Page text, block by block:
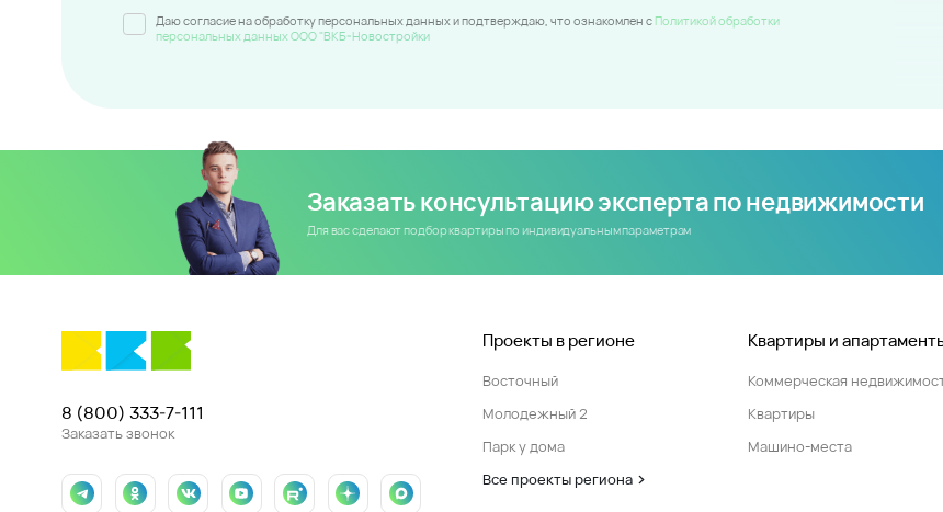
Даю согласие на обработку персональных данных и подтверждаю, что ознакомлен c Политикой обработки
персональных данных ООО "ВКБ-Новостройки
Заказать консультацию эксперта по недвижимости
Для вас сделают подбор квартиры по индивидуальным параметрам
8 (800) 333-7-111
Заказать звонок
Проекты в регионе
Восточный
Молодежный 2
Парк у дома
Все проекты региона
Квартиры и
Коммерческая
Квартиры
Машино-места